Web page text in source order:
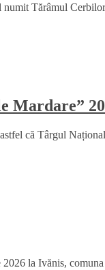
Tărâmul
Mardare”
că Târgul
la Ivănis,